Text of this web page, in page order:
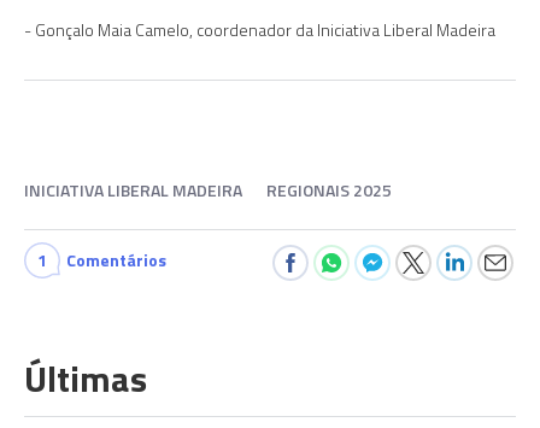
Gonçalo Maia Camelo, coordenador da Iniciativa Liberal Madeira
INICIATIVA LIBERAL MADEIRA REGIONAIS 2025
1 Comentários
Últimas